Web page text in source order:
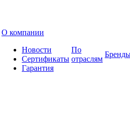
О компании
Новости
Сертификаты
Гарантия
По
отраслям